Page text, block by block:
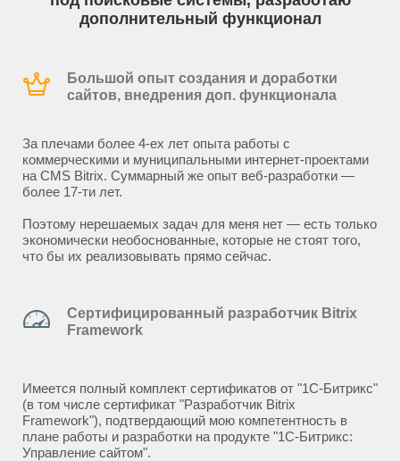
дополнительный функционал
Большой опыт создания и доработки
сайтов, внедрения доп. функционала
За плечами более 4-ех лет опыта работы с
коммерческими и муниципальными интернет-проектами
на CMS Bitrix. Суммарный же опыт веб-разработки —
более 17-ти лет.
Поэтому нерешаемых задач для меня нет — есть только
экономически необоснованные, которые не стоят того,
что бы их реализовывать прямо сейчас.
Сертифицированный разработчик Bitrix
Framework
Имеется полный комплект сертификатов от "1С-Битрикс"
(в том числе сертификат "Разработчик Bitrix
Framework"), подтвердающий мою компетентность в
плане работы и разработки на продукте "1С-Битрикс:
Управление сайтом".